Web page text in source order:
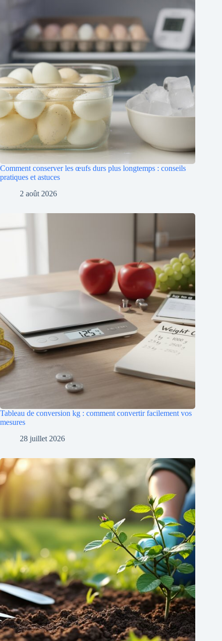
Comment conserver les œufs durs plus longtemps : conseils
pratiques et astuces
2 août 2026
Tableau de conversion kg : comment convertir facilement vos
mesures
28 juillet 2026